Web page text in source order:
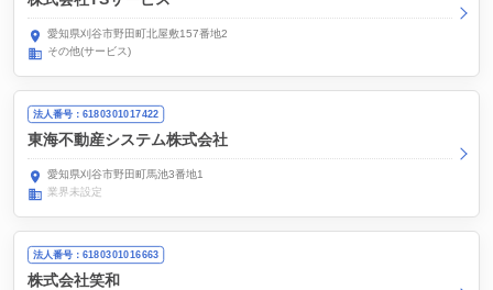
愛知県刈谷市野田町北屋敷157番地2
その他(サービス)
法人番号：6180301017422
東海不動産システム株式会社
愛知県刈谷市野田町馬池3番地1
業界未設定
法人番号：6180301016663
株式会社笑和